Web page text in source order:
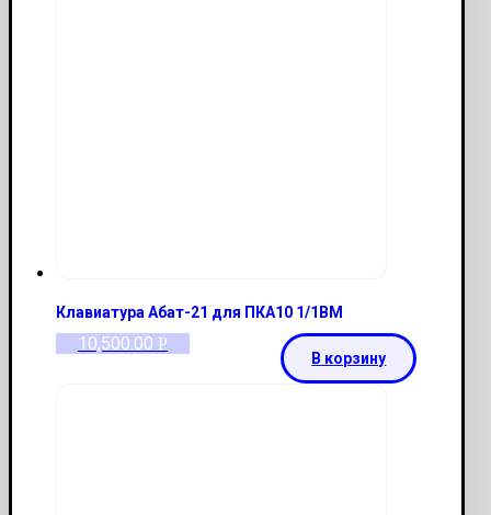
Клавиатура Абат-21 для ПКА10 1/1ВМ
10,500.00 Р
В корзину